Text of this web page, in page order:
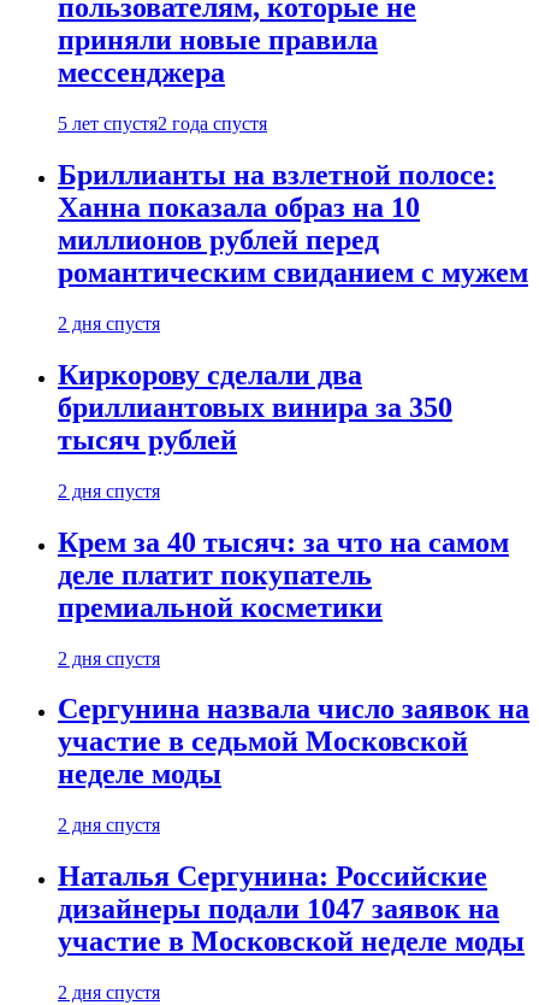
пользователям, которые не
приняли новые правила
мессенджера
5 лет спустя2 года спустя
Бриллианты на взлетной полосе:
Ханна показала образ на 10
миллионов рублей перед
романтическим свиданием с мужем
2 дня спустя
Киркорову сделали два
бриллиантовых винира за 350
тысяч рублей
2 дня спустя
Крем за 40 тысяч: за что на самом
деле платит покупатель
премиальной косметики
2 дня спустя
Сергунина назвала число заявок на
участие в седьмой Московской
неделе моды
2 дня спустя
Наталья Сергунина: Российские
дизайнеры подали 1047 заявок на
участие в Московской неделе моды
2 дня спустя